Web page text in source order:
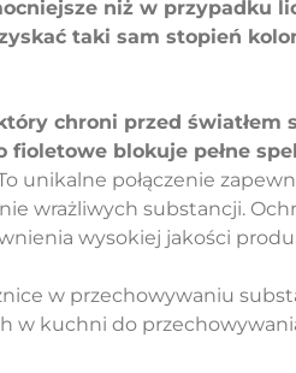
niż w przypadku
taki sam stopień
chroni przed światłem
fioletowe blokuje pełne
unikalne połączenie
wrażliwych substancji.
wysokiej jakości
w przechowywaniu
kuchni do